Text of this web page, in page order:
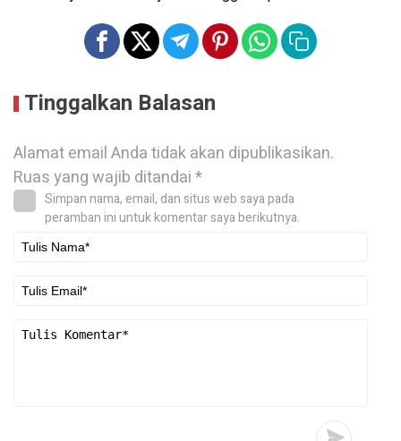
Tinggalkan Balasan
Alamat email Anda tidak akan dipublikasikan.
Ruas yang wajib ditandai*
Simpan nama, email, dan situs web saya pada
peramban ini untuk komentar saya berikutnya.